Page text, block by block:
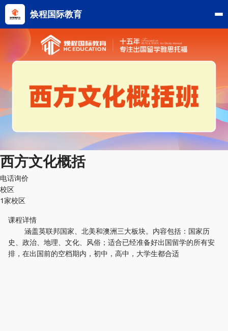
焕程国际教育
西方文化概括
电话询价
校区
1家校区
课程详情
涵盖英联邦国家、北美和澳洲三大板块。内容包括：国家历
史、政治、地理、文化、风俗；适合已经准备好出国留学的所有安
排，在出国前的空档期内，初中，高中，大学生都合适